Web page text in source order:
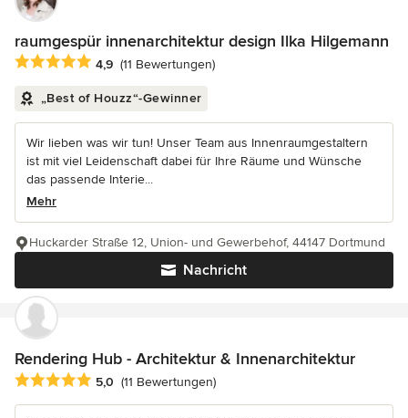
raumgespür innenarchitektur design Ilka Hilgemann
Durchschnittliche Bewertung: 4.9 von 5 Sternen
4,9 (11 Bewertungen)
„Best of Houzz“-Gewinner
Wir lieben was wir tun! Unser Team aus Innenraumgestaltern
ist mit viel Leidenschaft dabei für Ihre Räume und Wünsche
das passende Interie...
Mehr
Nachricht
Huckarder Straße 12, Union- und Gewerbehof, 44147 Dortmund
Rendering Hub - Architektur & Innenarchitektur
Durchschnittliche Bewertung: 5 von 5 Sternen
5,0 (11 Bewertungen)